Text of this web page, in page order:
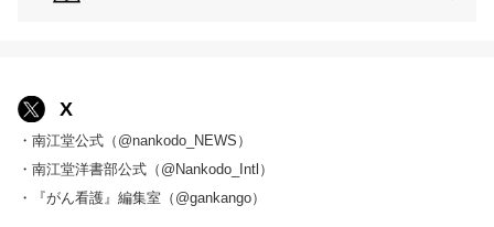
X
・南江堂公式（@nankodo_NEWS）
・南江堂洋書部公式（@Nankodo_Intl）
・『がん看護』編集室（@gankango）